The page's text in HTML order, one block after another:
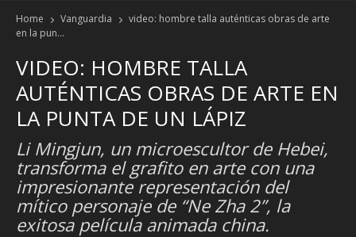
Home Vanguardia
video: hombre talla auténticas obras de arte
en la pun...
VIDEO: HOMBRE TALLA
AUTÉNTICAS OBRAS DE ARTE EN
LA PUNTA DE UN LÁPIZ
Li Mingjun, un microescultor de Hebei,
transforma el grafito en arte con una
impresionante representación del
mítico personaje de “Ne Zha 2”, la
exitosa película animada china.